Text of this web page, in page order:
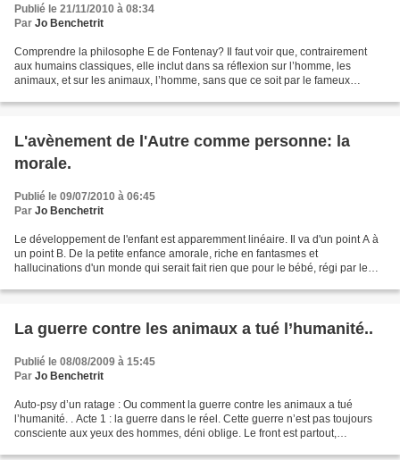
Publié le 21/11/2010 à 08:34
Par Jo Benchetrit
Comprendre la philosophe E de Fontenay? Il faut voir que, contrairement
aux humains classiques, elle inclut dans sa réflexion sur l’homme, les
animaux, et sur les animaux, l’homme, sans que ce soit par le fameux
L'avènement de l'Autre comme personne: la
morale.
Publié le 09/07/2010 à 06:45
Par Jo Benchetrit
Le développement de l'enfant est apparemment linéaire. Il va d'un point A à
un point B. De la petite enfance amorale, riche en fantasmes et
hallucinations d'un monde qui serait fait rien que pour le bébé, régi par le
La guerre contre les animaux a tué l’humanité..
Publié le 08/08/2009 à 15:45
Par Jo Benchetrit
Auto-psy d’un ratage : Ou comment la guerre contre les animaux a tué
l’humanité. . Acte 1 : la guerre dans le réel. Cette guerre n’est pas toujours
consciente aux yeux des hommes, déni oblige. Le front est partout,